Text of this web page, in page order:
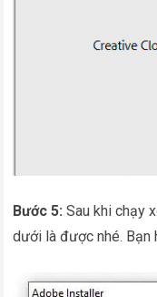
Bước 5: Sau khi chạy
dưới là được nhé. Bạn